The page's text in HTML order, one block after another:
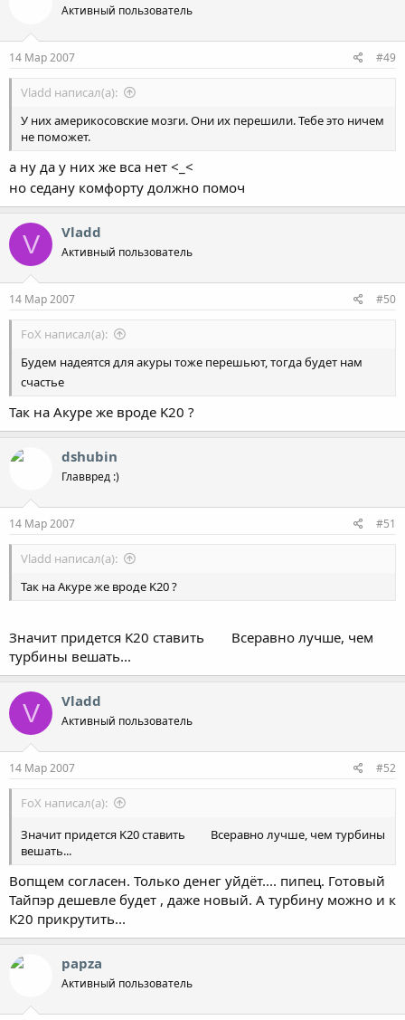
Активный пользователь
14 Мар 2007 #49
Vladd написал(а):
У них америкосовские мозги. Они их перешили. Тебе это ничем
не поможет.
а ну да у них же вса нет <_<
но седану комфорту должно помоч
V Vladd
Активный пользователь
14 Мар 2007 #50
FoX написал(а):
Будем надеятся для акуры тоже перешьют, тогда будет нам
счастье
Так на Акуре же вроде K20 ?
dshubin
Главвред :)
14 Мар 2007 #51
Vladd написал(а):
Так на Акуре же вроде K20 ?
Значит придется K20 ставить
Всеравно лучше, чем
турбины вешать...
V Vladd
Активный пользователь
14 Мар 2007 #52
FoX написал(а):
Значит придется K20 ставить
Всеравно лучше, чем турбины
вешать...
Вопщем согласен. Только денег уйдёт.... пипец. Готовый
Тайпэр дешевле будет , даже новый. А турбину можно и к
К20 прикрутить...
papza
Активный пользователь